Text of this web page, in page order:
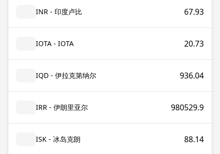
INR - 印度卢比 67.93
IOTA - IOTA 20.73
IQD - 伊拉克第纳尔 936.04
IRR - 伊朗里亚尔 980529.9
ISK - 冰岛克朗 88.14